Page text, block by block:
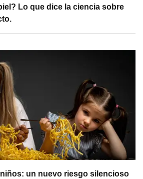
Lo que dice la ciencia sobre
un nuevo riesgo silencioso